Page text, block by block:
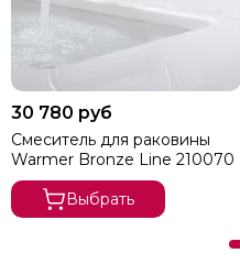
30 780 руб
Смеситель для раковины
Warmer Bronze Line 210070
Выбрать